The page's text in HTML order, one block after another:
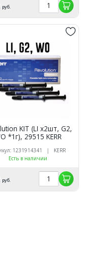
руб.
KIT (LI х2шт, G2,
*1г), 29515 KERR
1231914341 | KERR
Есть в наличии
руб.